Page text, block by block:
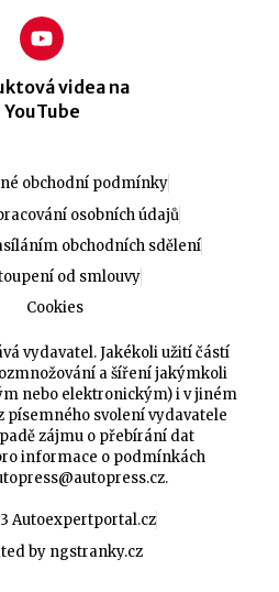
videa na
YouTube
obchodní podmínky
osobních údajů
obchodních sdělení
od smlouvy
Cookies
vydavatel. Jakékoli užití částí
a šíření jakýmkoli
nebo elektronickým) i v jiném
písemného svolení vydavatele
zájmu o přebírání dat
informace o podmínkách
.
Autoexpertportal.cz
by ngstranky.cz